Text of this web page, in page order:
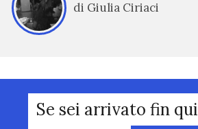
di Giulia Ciriaci
Se sei arrivato fin qui